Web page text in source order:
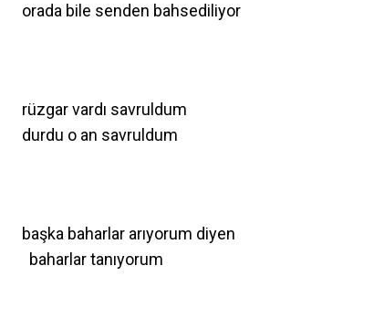
orada bile senden bahsediliyor
rüzgar vardı savruldum
durdu o an savruldum
başka baharlar arıyorum diyen
baharlar tanıyorum